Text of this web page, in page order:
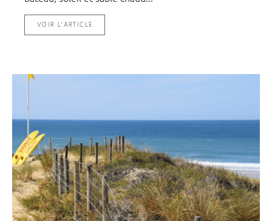
VOIR L'ARTICLE